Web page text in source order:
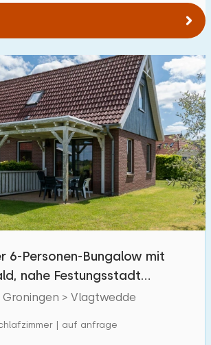
6-Personen-Bungalow mit
nahe Festungsstadt
> Vlagtwedde
| auf anfrage